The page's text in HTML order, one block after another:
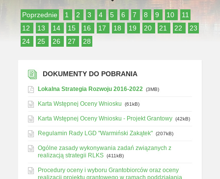
Poprzednie 1 2 3 4 5 6 7 8 9 10
11
12
13 14 15 16 17 18 19 20 21 22
23
24
25 26 27 28
DOKUMENTY DO POBRANIA
Lokalna Strategia Rozwoju 2016-2022 (3MB)
Karta Wstępnej Oceny Wniosku (61kB)
Karta Wstępnej Oceny Wniosku - Projekt Grantowy (42kB)
Regulamin Rady LGD "Warmiński Zakątek" (207kB)
Ogólne zasady wykonywania zadań związanych z
realizacją strategii RLKS (411kB)
Procedury oceny i wyboru Grantobiorców oraz oceny
realizacji projektu grantowego w ramach poddziałania